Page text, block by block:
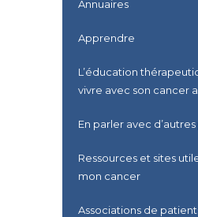
Annuaires
Apprendre
L’éducation
vivre avec son cancer
En parler avec
Ressources et sites
mon cancer
Associations de